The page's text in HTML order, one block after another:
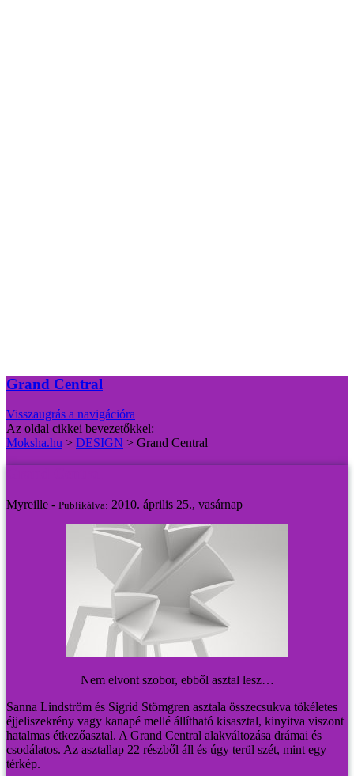
Grand Central
Visszaugrás a navigációra
Az oldal cikkei bevezetőkkel:
Moksha.hu > DESIGN > Grand Central
Myreille - Publikálva: 2010. április 25., vasárnap
Nem elvont szobor, ebből asztal lesz…
Sanna Lindström és Sigrid Stömgren asztala összecsukva tökéletes
éjjeliszekrény vagy kanapé mellé állítható kisasztal, kinyitva viszont
hatalmas étkezőasztal. A Grand Central alakváltozása drámai és
csodálatos. Az asztallap 22 részből áll és úgy terül szét, mint egy
térkép.